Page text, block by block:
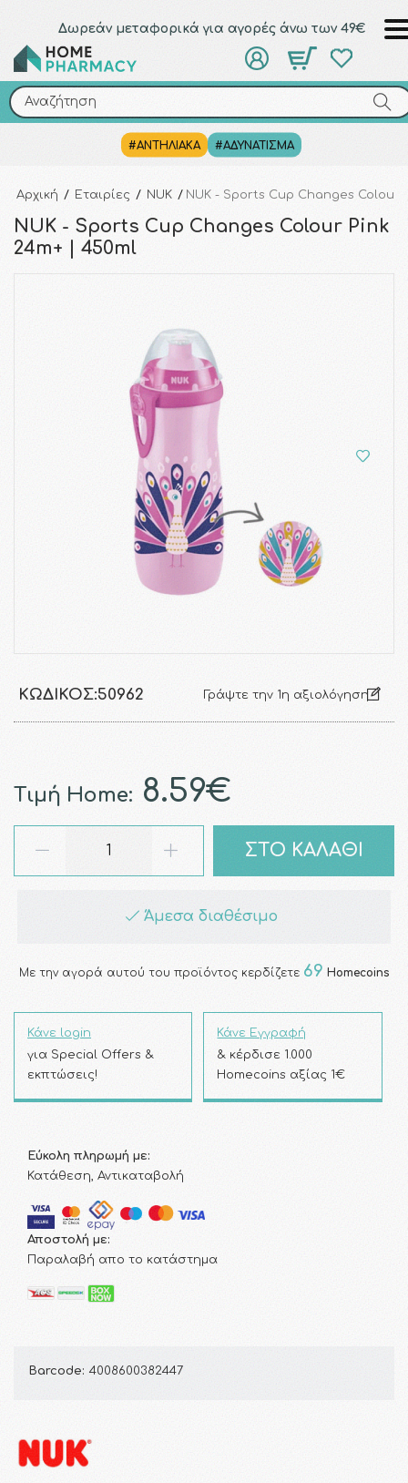
Δωρεάν μεταφορικά για αγορές άνω των 49€
Αναζήτηση
#ΑΝΤΗΛΙΑΚΑ #ΑΔΥΝΑΤΙΣΜΑ
Αναζήτηση
Αρχική / Εταιρίες / NUK / NUK - Sports Cup Changes Colour
NUK - Sports Cup Changes Colour Pink
24m+ | 450ml
ΚΩΔΙΚΌΣ:50962 Γράψτε την 1η αξιολόγηση
Τιμή Home: 8.59€
ΣΤΟ ΚΑΛΑΘΙ
Άμεσα διαθέσιμο
Με την αγορά αυτού του προϊόντος κερδίζετε 69 Homecoins
Κάνε login
για Special Offers &
εκπτώσεις!
Κάνε Εγγραφή
& κέρδισε 1.000
Homecoins αξίας 1€
Εύκολη πληρωμή με:
Κατάθεση, Αντικαταβολή
Αποστολή με:
Παραλαβή απο το κατάστημα
Barcode: 4008600382447